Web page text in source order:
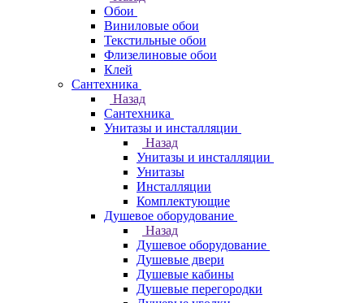
Обои
Виниловые обои
Текстильные обои
Флизелиновые обои
Клей
Сантехника
Назад
Сантехника
Унитазы и инсталляции
Назад
Унитазы и инсталляции
Унитазы
Инсталляции
Комплектующие
Душевое оборудование
Назад
Душевое оборудование
Душевые двери
Душевые кабины
Душевые перегородки